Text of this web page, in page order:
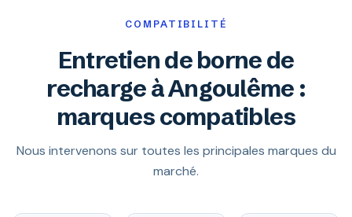
COMPATIBILITÉ
Entretien de borne de
recharge à Angoulême :
marques compatibles
Nous intervenons sur toutes les principales marques du
marché.